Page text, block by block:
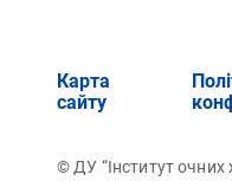
Карта
сайту
© ДУ “Інститут очних